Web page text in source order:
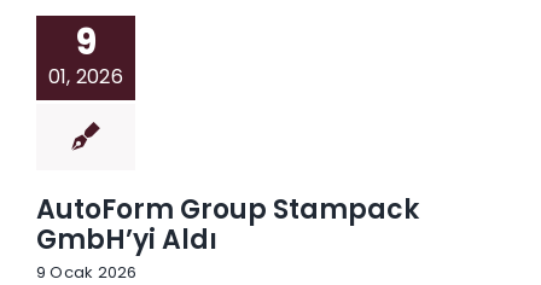
9
01, 2026
AutoForm Group Stampack
GmbH’yi Aldı
9 Ocak 2026